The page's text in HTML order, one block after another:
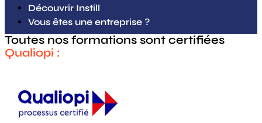
Découvrir Instill
Vous êtes une entreprise ?
Toutes nos formations sont certifiées
Qualiopi :